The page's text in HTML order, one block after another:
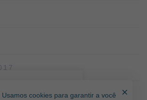
para lhe
experiência no
Usamos cookies para garantir a você